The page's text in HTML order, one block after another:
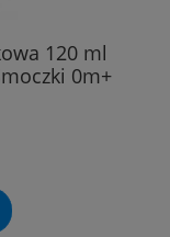
120 ml
0m+